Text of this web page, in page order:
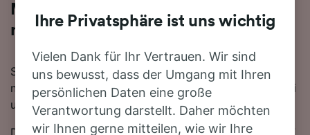
Mitte nach Freiburg (Breisgau) Hbf -
nehmen Sie den Zug!
Sie wollen mit dem Zug von Annaberg-Buchholz Mitte
nach Freiburg (Breisgau) Hbf reisen? Dann sind Sie bei
uns genau richtig!
Die Fahrtzeit beträgt mit der schnellsten Verbindung 7
Ihre Privatsphäre ist uns wichtig
Vielen Dank für Ihr Vertrauen. Wir sind
uns bewusst, dass der Umgang mit Ihren
persönlichen Daten eine große
Verantwortung darstellt. Daher möchten
wir Ihnen gerne mitteilen, wie wir Ihre